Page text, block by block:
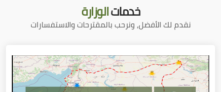
خدماتالوزارة
نقدم لك الأفضل، ونرحب بالمقترحات والاستفسارات